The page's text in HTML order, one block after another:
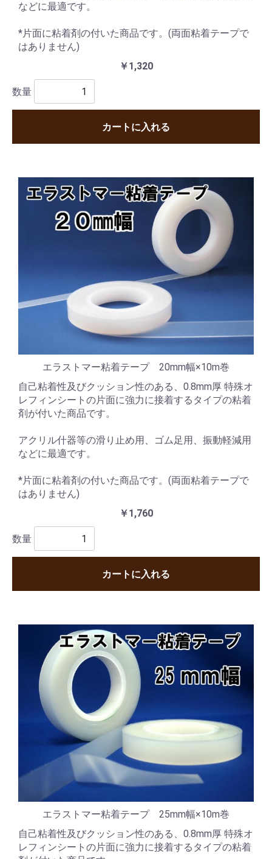
などに最適です。
*片面に粘着剤の付いた商品です。(両面粘着テープで
はありません)
￥1,320
数量
カートに入れる
エラストマー粘着テープ 20mm幅×10m巻
自己粘着性及びクッション性のある、0.8mm厚 特殊オ
レフィンシートの片面に強力に接着するタイプの粘着
剤が付いた商品です。
アクリル什器等の滑り止め用、ゴム足用、振動軽減用
などに最適です。
*片面に粘着剤の付いた商品です。(両面粘着テープで
はありません)
￥1,760
数量
カートに入れる
エラストマー粘着テープ 25mm幅×10m巻
自己粘着性及びクッション性のある、0.8mm厚 特殊オ
レフィンシートの片面に強力に接着するタイプの粘着